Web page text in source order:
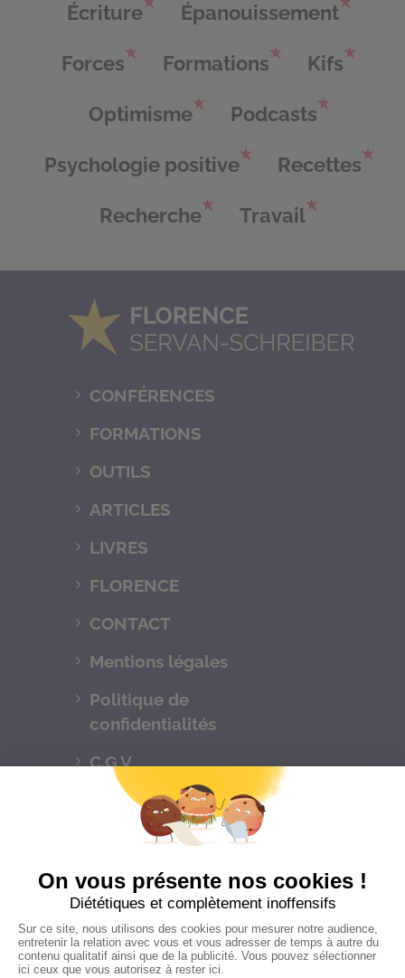
Écriture Épanouissement
Forces Formations Kifs
Optimisme Podcasts
Psychologie positive Recettes
Recherche Travail
CONFÉRENCES
FORMATIONS
OUTILS
ARTICLES
LIVRES
FLORENCE
CONTACT
Mentions légales
Politique de
confidentialités
C.G.V
Suivez-nous
CONTACTEZ-NOUS